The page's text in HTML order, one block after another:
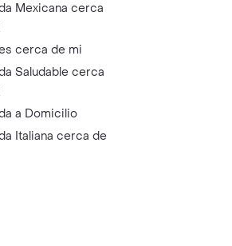
Mexicana cerca
cerca de mi
Saludable cerca
a Domicilio
Italiana cerca de